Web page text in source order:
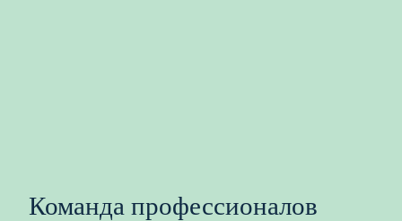
Команда профессионалов